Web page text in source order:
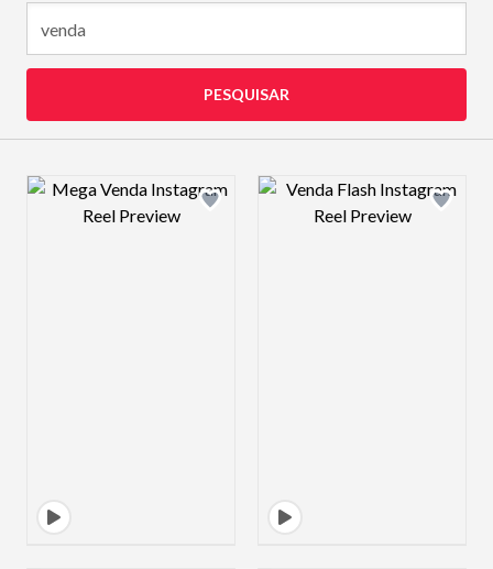
PESQUISAR
Design preview image Design preview